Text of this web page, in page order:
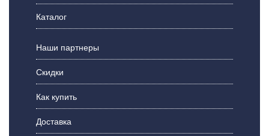
Каталог
Наши партнеры
Скидки
Как купить
Доставка